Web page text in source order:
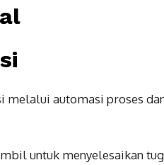
melalui automasi proses
untuk menyelesaikan